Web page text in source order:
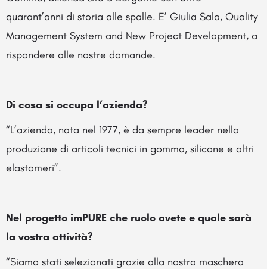
quarant’anni di storia alle spalle. E’ Giulia Sala, Quality
Management System and New Project Development, a
rispondere alle nostre domande.
Di cosa si occupa l’azienda?
“L’azienda, nata nel 1977, è da sempre leader nella
produzione di articoli tecnici in gomma, silicone e altri
elastomeri”.
Nel progetto imPURE che ruolo avete e quale sarà
la vostra attività?
“Siamo stati selezionati grazie alla nostra maschera